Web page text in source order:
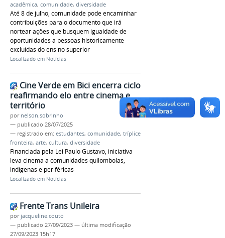
acadêmica, comunidade, diversidade
Até 8 de julho, comunidade pode encaminhar
contribuições para o documento que irá
nortear ações que busquem igualdade de
oportunidades a pessoas historicamente
excluídas do ensino superior
Localizado em Notícias
Cine Verde em Bici encerra ciclo
reafirmando elo entre cinema e
território
por nelson.sobrinho
— publicado 28/07/2025
— registrado em: estudantes, comunidade, tríplice
fronteira, arte, cultura, diversidade
Financiada pela Lei Paulo Gustavo, iniciativa
leva cinema a comunidades quilombolas,
indígenas e periféricas
Localizado em Notícias
Frente Trans Unileira
por jacqueline.couto
— publicado 27/09/2023 — última modificação
27/09/2023 15h17